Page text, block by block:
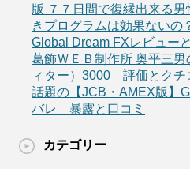
版 ７７日間で復縁出来る
きプログラムは効果ないの
Global Dream FXレビュー
葛飾ＷＥＢ制作所 奥平三
ィター）3000 評価とクチ
話題の【JCB・AMEX版】
バレ 暴露と口コミ
カテゴリー